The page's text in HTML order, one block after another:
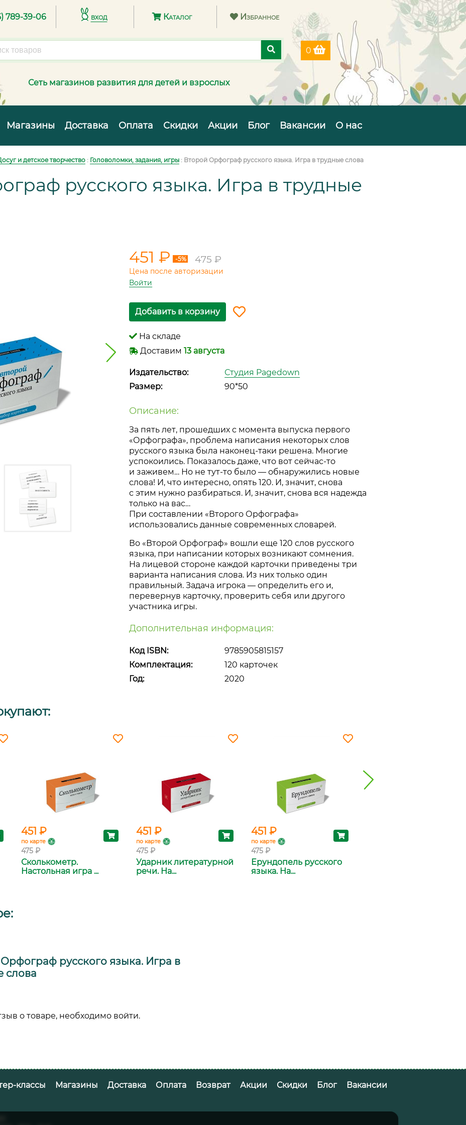
789-39-06 вход Каталог Избранное
0
Сеть магазинов развития для детей и взрослых
Магазины Доставка Оплата Скидки Акции Блог Вакансии О нас
и детское творчество : Головоломки, задания, игры : Второй Орфограф русского языка. Игра в трудные слова
русского языка. Игра в трудные
451 ₽ -5% 475 ₽
Цена после авторизации
Войти
Добавить в корзину
На складе
Доставим13 августа
Издательство:
Студия Pagedown
Размер:
90*50
Описание:
За пять лет, прошедших с момента выпуска первого
«Орфографа», проблема написания некоторых слов
русского языка была наконец-таки решена. Многие
успокоились. Показалось даже, что вотсейчас-то
и заживем… Но нетут-то было — обнаружились новые
слова! И, что интересно, опять 120. И, значит, снова
с этим нужно разбираться. И, значит, снова вся надежда
только на вас…
При составлении «Второго Орфографа»
использовались данные современных словарей.
Во «Второй Орфограф» вошли еще 120 слов русского
языка, при написании которых возникают сомнения.
На лицевой стороне каждой карточки приведены три
варианта написания слова. Из них только один
правильный. Задача игрока — определить его и,
перевернув карточку, проверить себя или другого
участника игры.
Дополнительная информация:
Код ISBN:
9785905815157
Комплектация:
120 карточек
Год:
2020
451 ₽
по карте
475 ₽
Сколькометр.
Настольная игра ...
451 ₽
по карте
475 ₽
Ударник литературной
речи. На...
451 ₽
по карте
475 ₽
Ерундопель русского
языка. На...
русского языка. Игра в
слова
о товаре, необходимо войти.
классы Магазины Доставка Оплата Возврат Акции Скидки Блог
Вакансии